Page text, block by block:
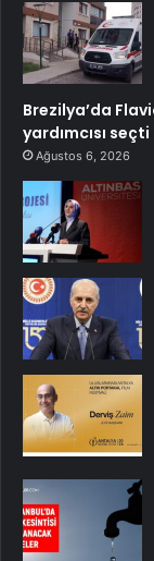
Brezilya’da
yardımcısı seçti
Ağustos 6, 2026